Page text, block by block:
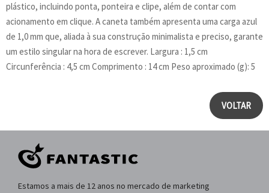
plástico, incluindo ponta, ponteira e clipe, além de contar com
acionamento em clique. A caneta também apresenta uma carga azul
de 1,0 mm que, aliada à sua construção minimalista e preciso, garante
um estilo singular na hora de escrever. Largura : 1,5 cm
Circunferência : 4,5 cm Comprimento : 14 cm Peso aproximado (g): 5
VOLTAR
Estamos a mais de 12 anos no mercado de marketing